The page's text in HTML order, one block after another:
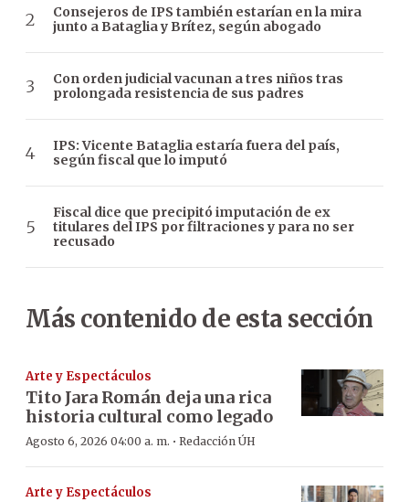
Consejeros de IPS también estarían en la mira
junto a Bataglia y Brítez, según abogado
Con orden judicial vacunan a tres niños tras
prolongada resistencia de sus padres
IPS: Vicente Bataglia estaría fuera del país,
según fiscal que lo imputó
Fiscal dice que precipitó imputación de ex
titulares del IPS por filtraciones y para no ser
recusado
Más contenido de esta sección
Arte y Espectáculos
Tito Jara Román deja una rica
historia cultural como legado
Agosto 6, 2026 04:00 a. m. · Redacción ÚH
Arte y Espectáculos